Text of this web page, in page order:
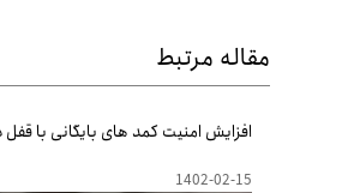
مقاله مرتبط
افزایش امنیت کمد های بایگانی با قفل
1402-02-15